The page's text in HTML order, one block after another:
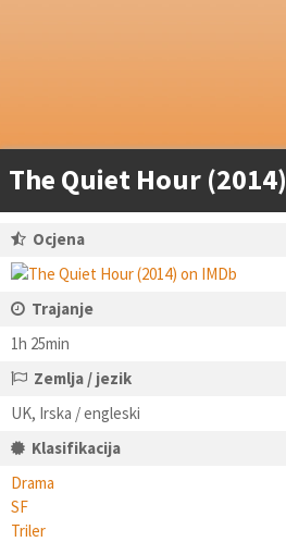
The Quiet Hour (2014)
Ocjena
Trajanje
1h 25min
Zemlja / jezik
UK, Irska / engleski
Klasifikacija
Drama
SF
Triler